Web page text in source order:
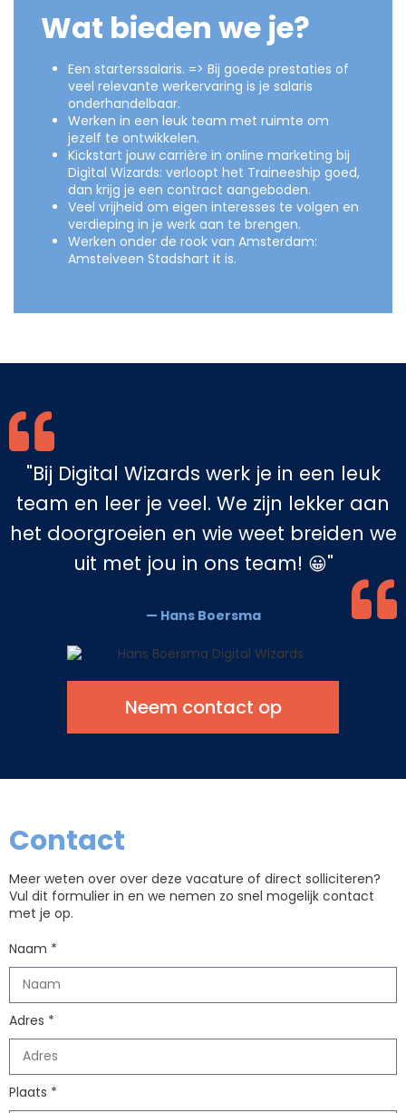
Wat bieden we je?
Een starterssalaris. => Bij goede prestaties of
veel relevante werkervaring is je salaris
onderhandelbaar.
Werken in een leuk team met ruimte om
jezelf te ontwikkelen.
Kickstart jouw carrière in online marketing bij
Digital Wizards: verloopt het Traineeship goed,
dan krijg je een contract aangeboden.
Veel vrijheid om eigen interesses te volgen en
verdieping in je werk aan te brengen.
Werken onder de rook van Amsterdam:
Amstelveen Stadshart it is.
"Bij Digital Wizards werk je in een leuk
team en leer je veel. We zijn lekker aan
het doorgroeien en wie weet breiden we
uit met jou in ons team! 😀"
— Hans Boersma
Neem contact op
Contact
Meer weten over over deze vacature of direct solliciteren?
Vul dit formulier in en we nemen zo snel mogelijk contact
met je op.
Naam *
Adres *
Plaats *